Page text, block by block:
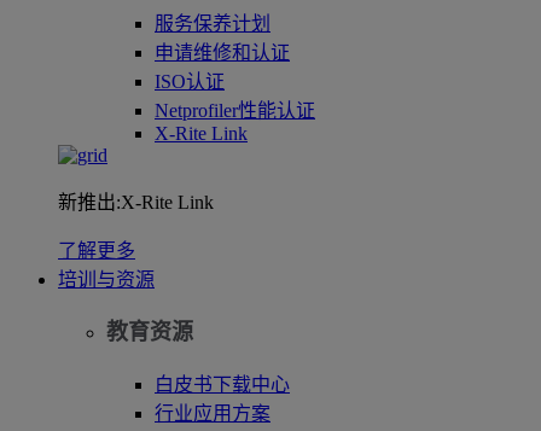
服务保养计划
申请维修和认证
ISO认证
Netprofiler性能认证
X-Rite Link
新推出:X-Rite Link
了解更多
培训与资源
教育资源
白皮书下载中心
行业应用方案